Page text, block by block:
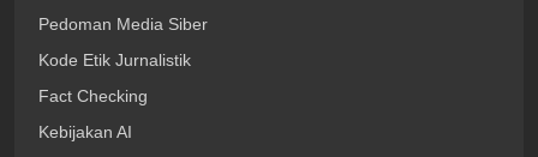
Pedoman Media Siber
Kode Etik Jurnalistik
Fact Checking
Kebijakan AI